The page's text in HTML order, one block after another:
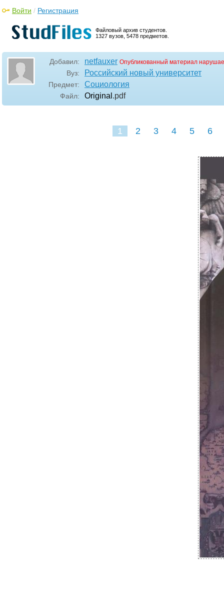
Файловый архив студентов.
1327 вузов, 5478 предметов.
Войти / Регистрация
Добавил: netfauxer Опубликованный материал
Вуз: Российский новый университет
Предмет: Социология
Файл: Original .pdf
1 2 3 4 5 6